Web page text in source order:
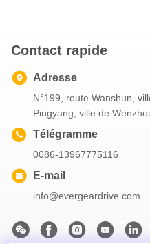
Contact rapide
Adresse
N°199, route Wanshun,
Pingyang, ville de
Télégramme
0086-13967775116
E-mail
info@evergeardrive.com